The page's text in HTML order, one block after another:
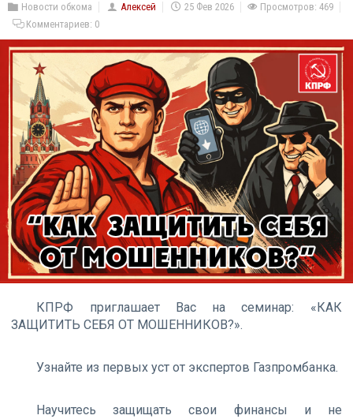
Новости обкома Алексей 25 Фев 2026
Просмотров: 469
Комментариев: 0
КПРФ приглашает Вас на семинар: «КАК
ЗАЩИТИТЬ СЕБЯ ОТ МОШЕННИКОВ?».
Узнайте из первых уст от экспертов Газпромбанка.
Научитесь защищать свои финансы и не